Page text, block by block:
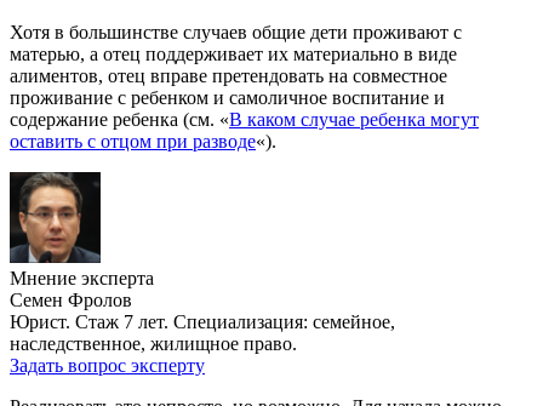
Хотя в большинстве случаев общие дети проживают с
матерью, а отец поддерживает их материально в виде
алиментов, отец вправе претендовать на совместное
проживание с ребенком и самоличное воспитание и
содержание ребенка (см. «В каком случае ребенка могут
оставить с отцом при разводе«).
Мнение эксперта
Семен Фролов
Юрист. Стаж 7 лет. Специализация: семейное,
наследственное, жилищное право.
Задать вопрос эксперту